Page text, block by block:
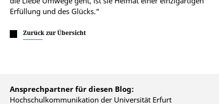
Erfüllung und des Glücks.“
Zurück zur Übersicht
Ansprechpartner für diesen Blog:
Hochschulkommunikation der Universität Erfurt